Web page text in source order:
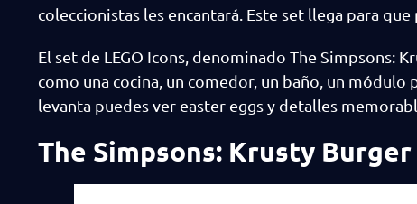
coleccionistas les encantará. Este set llega para
El set de LEGO Icons, denominado The Simpsons:
como una cocina, un comedor, un baño, un
levanta puedes ver easter eggs y detalles
The Simpsons: Krusty